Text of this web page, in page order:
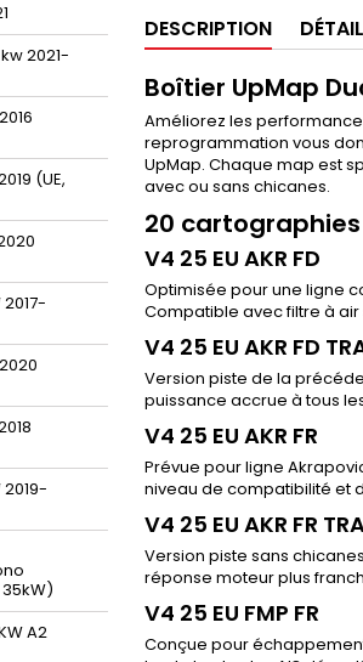
2021-
(UE,
A2
DESCRIPTION
Boîtier UpMap
Améliorez les
reprogrammation vous
UpMap. Chaque map est
avec ou sans chicanes.
20
V4 25 EU AKR FD
Optimisée pour une ligne
Compatible avec filtre à
V4 25 EU AKR FD
Version piste de la
puissance accrue à tous
V4 25 EU AKR FR
Prévue pour ligne
niveau de compatibilité et
V4 25 EU AKR FR
Version piste sans
réponse moteur plus
V4 25 EU FMP FR
Conçue pour